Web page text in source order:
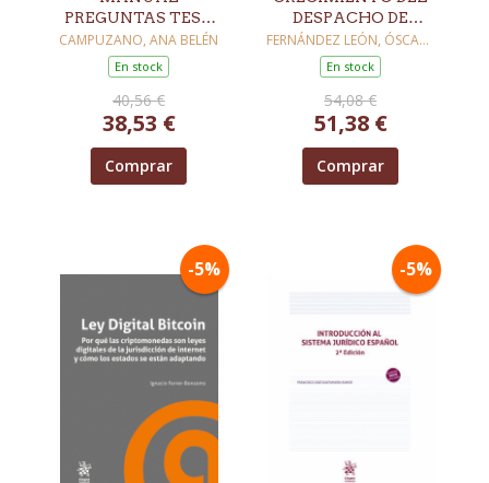
PREGUNTAS TEST
EXAMEN ACCESO A
LA ABOGACIA Y LA
PROCURA 2027
CAMPUZANO, ANA BELÉN
En stock
40,56 €
38,53 €
Comprar
DESPACHO DE
ABOGADOS
FERNÁNDEZ LEÓN, ÓSCAR /
MACARIO GONZÁLEZ,
ARTURO / NAVARRO,
DAVID
En stock
54,08 €
51,38 €
Comprar
-5% -5%